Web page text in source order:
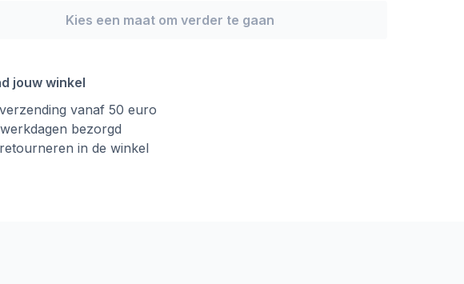
Kies een maat om verder te gaan
jouw winkel
vanaf 50 euro
bezorgd
in de winkel